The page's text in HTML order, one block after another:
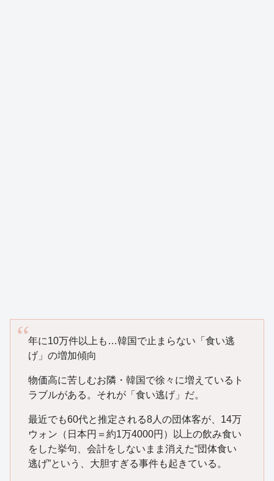
年に10万件以上も…韓国で止まらない「食い逃
げ」の増加傾向
物価高に苦しむお隣・韓国で徐々に増えているト
ラブルがある。それが「食い逃げ」だ。
最近でも60代と推定される8人の団体客が、14万
ウォン（日本円＝約1万4000円）以上の飲み食い
をした挙句、会計をしないまま消えた“団体食い
逃げ”という、大胆すぎる事件も起きている。